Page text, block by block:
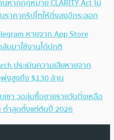
หากกฎหมาย CLARITY Act ไม่
าคาคริปโตให้ดิ่งลงอีกระลอก
หายจาก App Store
บมาใช้งานได้ปกติ
ประเมินความเสียหายจาก
งสูงถึง $130 ล้าน
ซา วอลุ่มซื้อขายรายวันดิ่งเหลือ
ำสุดตั้งแต่ต้นปี 2026